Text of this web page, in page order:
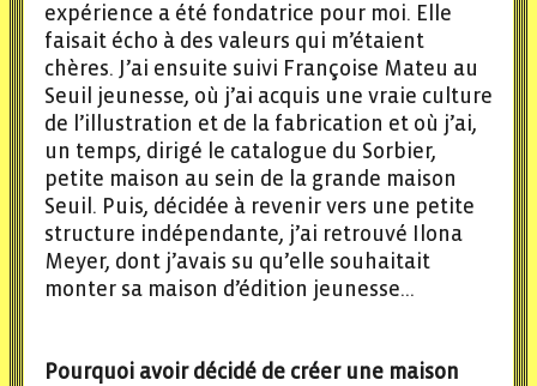
expérience a été fondatrice pour moi. Elle
faisait écho à des valeurs qui m’étaient
chères. J’ai ensuite suivi Françoise Mateu au
Seuil jeunesse, où j’ai acquis une vraie culture
de l’illustration et de la fabrication et où j’ai,
un temps, dirigé le catalogue du Sorbier,
petite maison au sein de la grande maison
Seuil. Puis, décidée à revenir vers une petite
structure indépendante, j’ai retrouvé Ilona
Meyer, dont j’avais su qu’elle souhaitait
monter sa maison d’édition jeunesse…
Pourquoi avoir décidé de créer une maison